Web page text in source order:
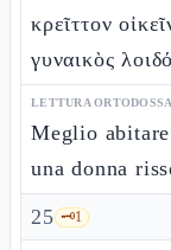
κρεῖττον
γυναικὸς
LETTURA ORTODOSSA
Meglio
una donna
25 🗝️1